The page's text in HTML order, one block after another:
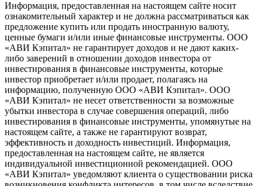
Информация, предоставленная на настоящем сайте носит
ознакомительный характер и не должна рассматриваться как
предложение купить или продать иностранную валюту,
ценные бумаги и/или иные финансовые инструменты. ООО
«АВИ Кэпитал» не гарантирует доходов и не дают каких-
либо заверений в отношении доходов инвестора от
инвестирования в финансовые инструменты, которые
инвестор приобретает и/или продает, полагаясь на
информацию, полученную ООО «АВИ Кэпитал». ООО
«АВИ Кэпитал» не несет ответственности за возможные
убытки инвестора в случае совершения операций, либо
инвестирования в финансовые инструменты, упомянутые на
настоящем сайте, а также не гарантируют возврат,
эффективность и доходность инвестиций. Информация,
предоставленная на настоящем сайте, не является
индивидуальной инвестиционной рекомендацией. ООО
«АВИ Кэпитал» уведомляют клиента о существовании риска